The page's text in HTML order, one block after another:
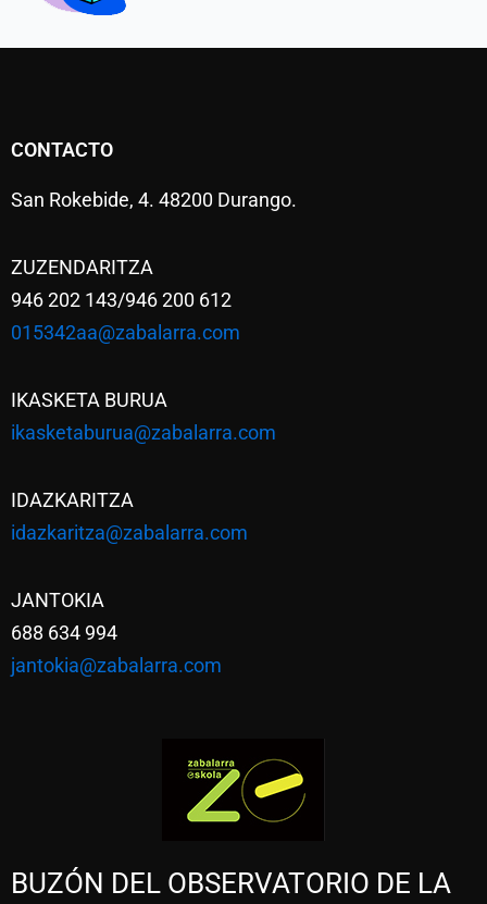
CONTACTO
San Rokebide, 4. 48200 Durango.
ZUZENDARITZA
946 202 143/946 200 612
015342aa@zabalarra.com
IKASKETA BURUA
ikasketaburua@zabalarra.com
IDAZKARITZA
idazkaritza@zabalarra.com
JANTOKIA
688 634 994
jantokia@zabalarra.com
BUZÓN DEL OBSERVATORIO DE LA